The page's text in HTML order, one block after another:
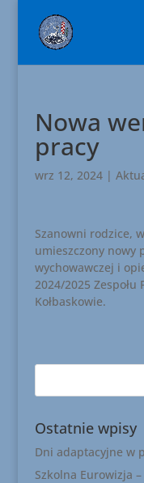
Nowa
pracy
wrz 12, 2024|
Szanowni rodzice,
umieszczony nowy
wychowawczej i
2024/2025
Kołbaskowie.
Ostatnie wpisy
Dni adaptacyjne w
Szkolna Eurowizja